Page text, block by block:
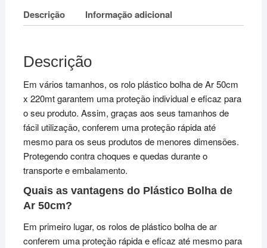
Descrição Informação adicional
Descrição
Em vários tamanhos, os rolo plástico bolha de Ar 50cm
x 220mt garantem uma proteção individual e eficaz para
o seu produto. Assim, graças aos seus tamanhos de
fácil utilização, conferem uma proteção rápida até
mesmo para os seus produtos de menores dimensões.
Protegendo contra choques e quedas durante o
transporte e embalamento.
Quais as vantagens do Plástico Bolha de
Ar 50cm?
Em primeiro lugar, os rolos de plástico bolha de ar
conferem uma proteção rápida e eficaz até mesmo para